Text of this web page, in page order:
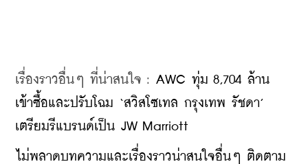
เรื่องราวอื่นๆ ที่น่าสนใจ : AWC ทุ่ม 8,704 ล้าน
เข้าซื้อและปรับโฉม ‘สวิสโซเทล กรุงเทพ รัชดา’
เตรียมรีแบรนด์เป็น JW Marriott
ไม่พลาดบทความและเรื่องราวน่าสนใจอื่นๆ ติดตาม